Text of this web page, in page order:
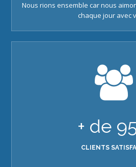
Nous rions ensemble car nous
chaque jour avec
+ de
CLIENTS